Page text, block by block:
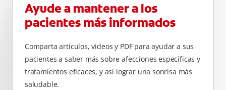
Ayude a mantener a los
pacientes más informados
Comparta artículos, videos y PDF para ayudar a sus
pacientes a saber más sobre afecciones específicas y
tratamientos eficaces, y así lograr una sonrisa más
saludable.